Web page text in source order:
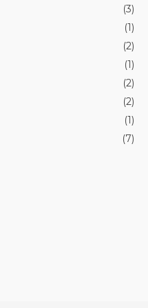
(3)
(1)
(2)
(1)
(2)
(2)
(1)
(7)